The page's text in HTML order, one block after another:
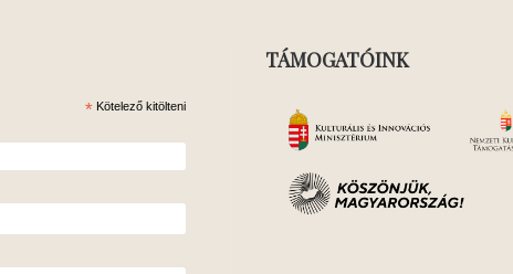
* Kötelező kitölteni
TÁMOGATÓINK